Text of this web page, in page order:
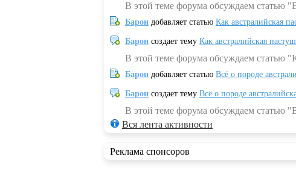
В этой теме форума обсуждаем статью
Барон добавляет статью Как австралийская
Барон создает тему Как австралийская
В этой теме форума обсуждаем статью
Барон добавляет статью Всё о породе
Барон создает тему Всё о породе
В этой теме форума обсуждаем статью
Вся лента активности
Реклама спонсоров